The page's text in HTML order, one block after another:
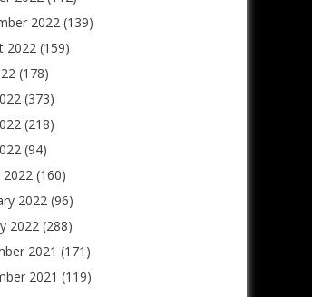
2022(139)
2022(159)
(178)
(373)
(218)
(94)
2022(160)
2022(96)
2022(288)
2021 (171)
2021 (119)